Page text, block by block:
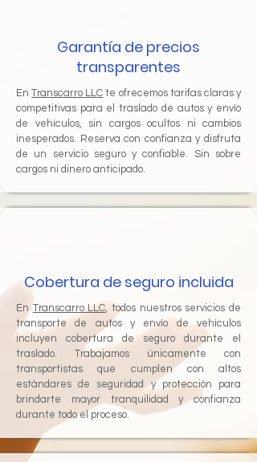
Garantía de precios
transparentes
EnTranscarro LLC te ofrecemos tarifas claras y
competitivas para el traslado de autos y envío
de vehículos, sin cargos ocultos ni cambios
inesperados. Reserva con confianza y disfruta
de un servicio seguro y confiable. Sin sobre
cargos ni dinero anticipado.
Cobertura de seguro incluida
EnTranscarro LLC , todos nuestros servicios de
transporte de autos y envío de vehículos
incluyen cobertura de seguro durante el
traslado. Trabajamos únicamente con
transportistas que cumplen con altos
estándares de seguridad y protección para
brindarte mayor tranquilidad y confianza
durante todo el proceso.